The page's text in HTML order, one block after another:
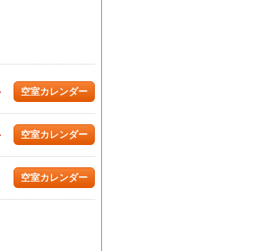
空室カレンダー
空室カレンダー
空室カレンダー